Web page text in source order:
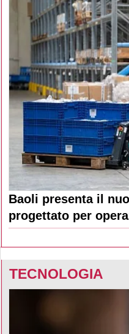
Baoli presenta il
progettato per
TECNOLOGIA